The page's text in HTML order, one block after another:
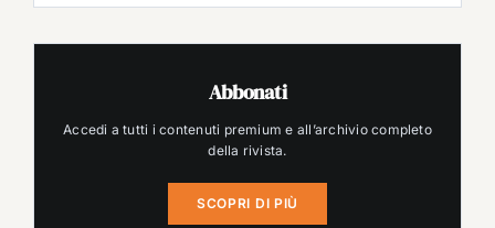
Abbonati
Accedi a tutti i contenuti premium e all’archivio completo
della rivista.
SCOPRI DI PIÙ